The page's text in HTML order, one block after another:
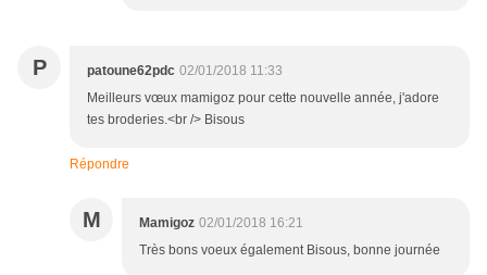
P patoune62pdc 02/01/2018 11:33
Meilleurs vœux mamigoz pour cette nouvelle année, j'adore
tes broderies.<br /> Bisous
Répondre
M Mamigoz 02/01/2018 16:21
Très bons voeux également Bisous, bonne journée